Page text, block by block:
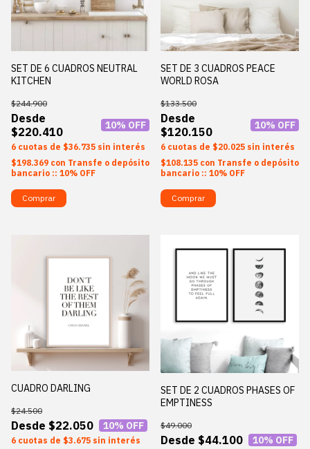
SET DE 6 CUADROS NEUTRAL
KITCHEN
$220.410
$244.900
10% OFF
6 $36.735 sin interés
$198.369 con Transfe o depósito
bancario :: 10% OFF
Comprar
SET DE 3 CUADROS PEACE
WORLD ROSA
$120.150
$133.500
10% OFF
6 $20.025 sin interés
$108.135 con Transfe o depósito
bancario :: 10% OFF
Comprar
CUADRO DARLING
$22.050
$24.500
10% OFF
6 $3.675 sin interés
SET DE 2 CUADROS PHASES OF
EMPTINESS
$44.100
$49.000
10% OFF